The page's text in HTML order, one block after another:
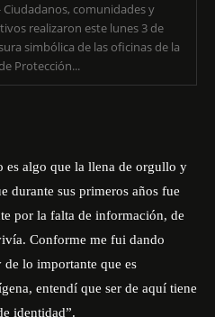
Ciudadanos, comunidades y
realizaron este lunes 3 de
simbólica de las oficinas de la
Protección...
es algo que la llena de orgullo y
durante sus primeros años fue
por la falta de información, de
Conforme me fui dando
lo importante que es
entendí que ser de aquí tiene
identidad”.